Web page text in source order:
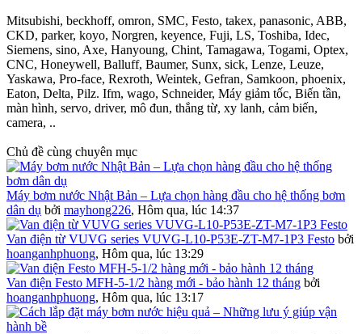
Mitsubishi, beckhoff, omron, SMC, Festo, takex, panasonic, ABB,
CKD, parker, koyo, Norgren, keyence, Fuji, LS, Toshiba, Idec,
Siemens, sino, Axe, Hanyoung, Chint, Tamagawa, Togami, Optex,
CNC, Honeywell, Balluff, Baumer, Sunx, sick, Lenze, Leuze,
Yaskawa, Pro-face, Rexroth, Weintek, Gefran, Samkoon, phoenix,
Eaton, Delta, Pilz. Ifm, wago, Schneider, Máy giảm tốc, Biến tần,
màn hình, servo, driver, mô đun, thắng từ, xy lanh, cảm biến,
camera, ..
Chủ đề cùng chuyên mục
Máy bơm nước Nhật Bản – Lựa chọn hàng đầu cho hệ thống bơm
dân dụ bởi mayhong226, Hôm qua, lúc 14:37
Van điện từ VUVG series VUVG-L10-P53E-ZT-M7-1P3 Festo bởi
hoanganhphuong, Hôm qua, lúc 13:29
Van điện Festo MFH-5-1/2 hàng mới - bảo hành 12 tháng bởi
hoanganhphuong, Hôm qua, lúc 13:17